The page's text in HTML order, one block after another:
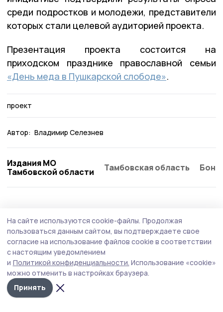
среди подростков и молодежи, представители
которых стали целевой аудиторией проекта.
Презентация проекта состоится на
приходском празднике православной семьи
«День меда в Пушкарской слободе».
проект
Автор: Владимир Селезнев
Издания МО
Тамбовской области
Тамбовская область
В микрорайоне Слобода временно
отключат воду для подготовки к ремонту
водовода
Подачу воды прекратят 7 августа с 15:00.
На сайте используются cookie-файлы. Продолжая
пользоваться данным сайтом, вы подтверждаете свое
согласие на использование файлов cookie в соответствии
с настоящим уведомлением
и Политикой конфиденциальности. Использование «cookie»
можно отменить в настройках браузера.
Принять